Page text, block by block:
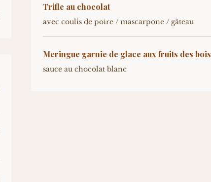
Trifle au chocolat
avec coulis de poire / mascarpone / gâteau
Meringue garnie de glace aux fruits des bois
sauce au chocolat blanc